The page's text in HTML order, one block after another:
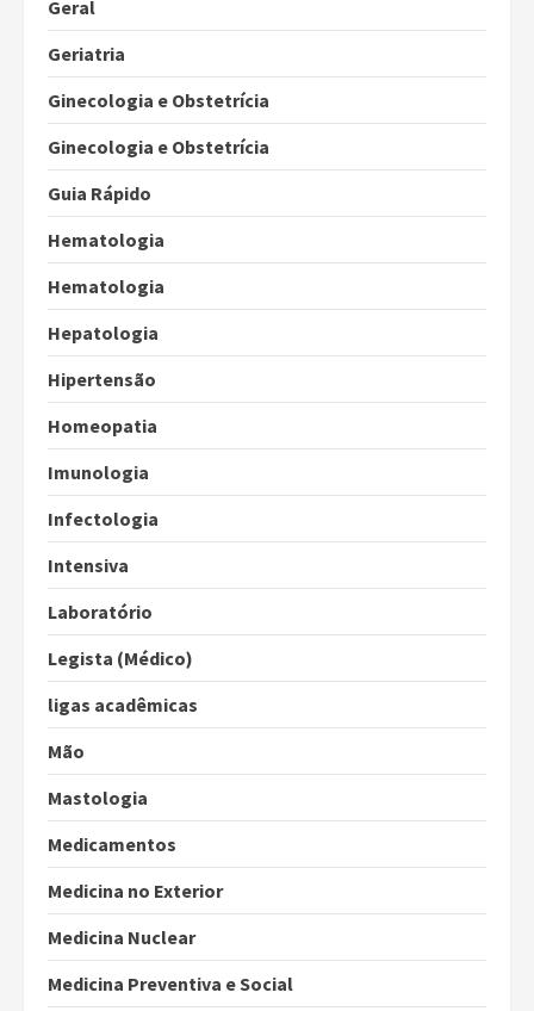
Geral
Geriatria
Ginecologia e Obstetrícia
Ginecologia e Obstetrícia
Guia Rápido
Hematologia
Hematologia
Hepatologia
Hipertensão
Homeopatia
Imunologia
Infectologia
Intensiva
Laboratório
Legista (Médico)
ligas acadêmicas
Mão
Mastologia
Medicamentos
Medicina no Exterior
Medicina Nuclear
Medicina Preventiva e Social